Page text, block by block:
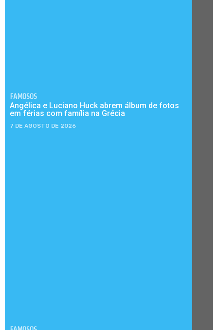
FAMOSOS
Angélica e Luciano Huck abrem álbum de fotos
em férias com família na Grécia
7 DE AGOSTO DE 2026